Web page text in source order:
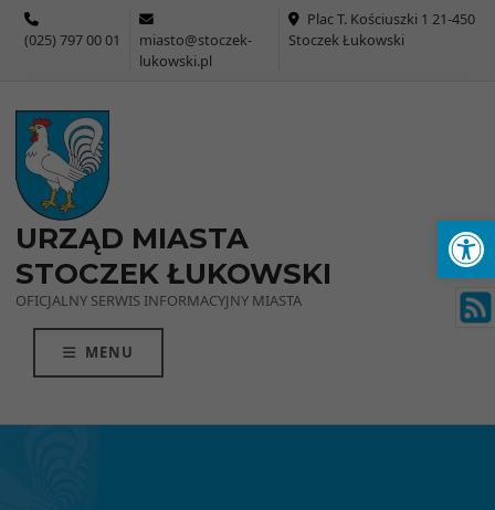
(025) 797 00 01
miasto@stoczek-
lukowski.pl
Plac T. Kościuszki 1 21-450
Stoczek Łukowski
URZĄD MIASTA
STOCZEK ŁUKOWSKI
OFICJALNY SERWIS INFORMACYJNY MIASTA
MENU